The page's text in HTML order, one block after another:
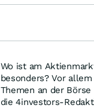
Wo ist am
besonders? Vor
Themen an der
die 4investors-